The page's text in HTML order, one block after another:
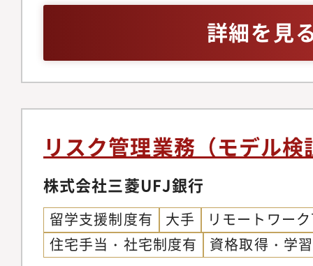
●職場の雰囲気・私た
を越え、互いに協力
います・専門性が高
ンバーが多く、オー
れる風通しの良い環
「チーム力」のある
に業務へ集中できる
ます。●キャリアパス
期的なキャリア形成
す。まずはサイバー
リスクマネジメント
ニュアルの作成及び
メント研修に係る資
ング・リスクマネジ
ルテーション対応・
ト業務全般
だける人材を必要と
アンス領域の業務未
す。【業務内容】・
理態勢のモニタリン
のコンプライアンス
制強化のアクション
況・浸透状況のモニ
リー・AI活用等によ
計・構築、データ解
結果の評価等）【配
コンプライアンス統
海外拠点や顧客との
ネスレベル：詳細を見
リスク管理業務（モデル検
株式会社三菱UFJ銀行
留学支援制度有 大手
リモートワー
住宅手当・社宅制度有
資格取得・学